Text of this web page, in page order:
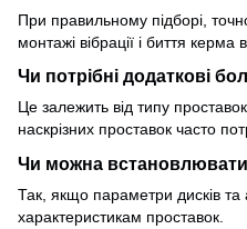
При правильному підборі,
монтажі вібрації і биття керма
Чи потрібні додаткові
Це залежить від типу
наскрізних проставок часто
Чи можна встановлювати
Так, якщо параметри дисків та
характеристикам проставок.